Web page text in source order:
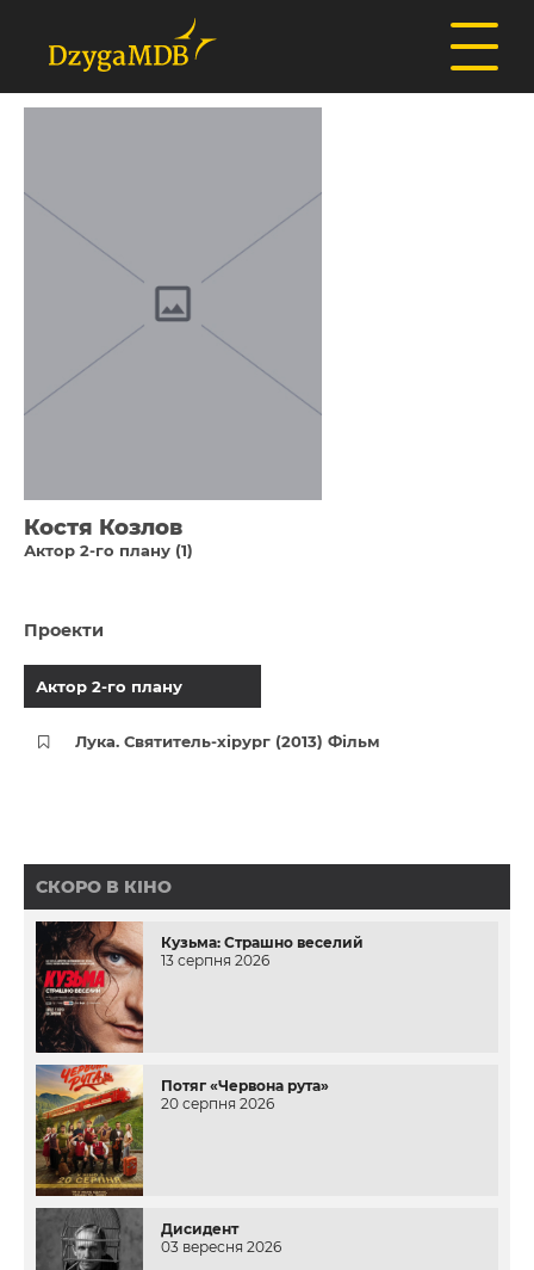
Костя Козлов
Актор 2-го плану (1)
Проекти
Актор 2-го плану
Лука. Святитель-хірург (2013) Фільм
СКОРО В КІНО
Кузьма: Страшно веселий
13 серпня 2026
Потяг «Червона рута»
20 серпня 2026
Дисидент
03 вересня 2026